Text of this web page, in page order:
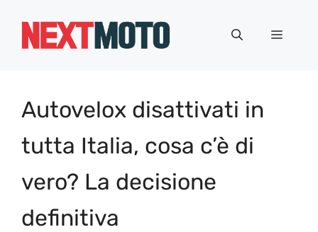
Menu
Autovelox disattivati in
tutta Italia, cosa c’è di
vero? La decisione
definitiva